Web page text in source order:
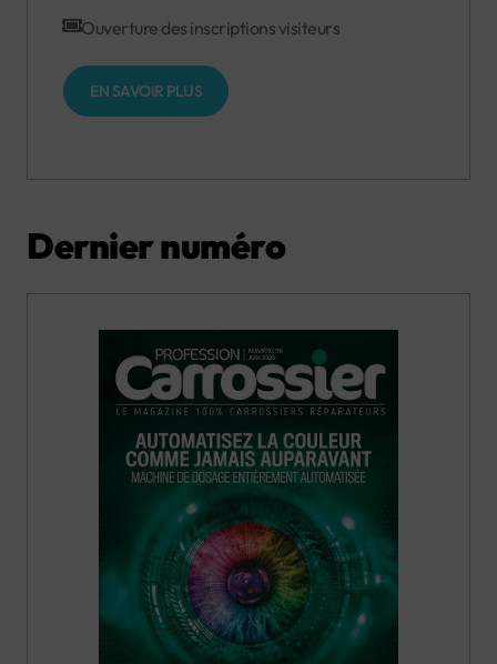
Ouverture des inscriptions visiteurs
EN SAVOIR PLUS
Dernier numéro